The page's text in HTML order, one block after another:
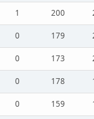
1 200
0 179
0 173
0 178
0 159